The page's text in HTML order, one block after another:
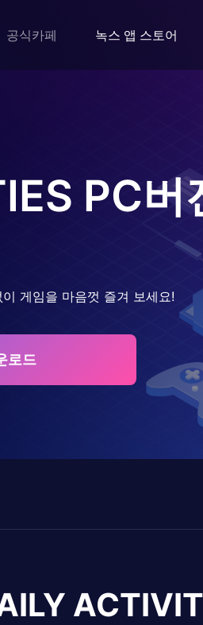
공식카페 녹스 앱 스토어
PC버
게임을 마음껏 즐겨 보세요!
로드